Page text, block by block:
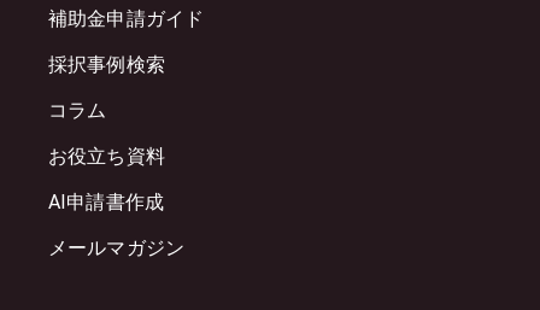
補助金申請ガイド
採択事例検索
コラム
お役立ち資料
AI申請書作成
メールマガジン